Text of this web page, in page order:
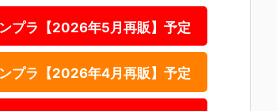
プラ【2026年5月再販】予定
プラ【2026年4月再販】予定